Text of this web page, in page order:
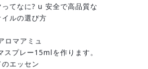
てなに? u 安全で高品質な
ルの選び方
ロマアミュ
スプレー15mlを作ります。
エッセン